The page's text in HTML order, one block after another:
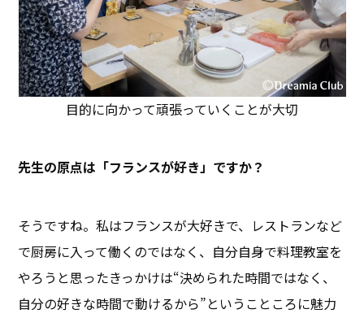
目的に向かって頑張っていくことが大切
――先生の原点は「フランスが好き」ですか？
そうですね。私はフランスが大好きで、レストランなど
で厨房に入って働くのではなく、自分自身で料理教室を
やろうと思ったきっかけは“決められた時間ではなく、
自分の好きな時間で動けるから”ということころに魅力